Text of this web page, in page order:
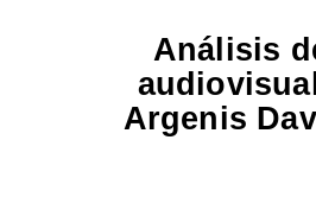
Análisis
Argenis